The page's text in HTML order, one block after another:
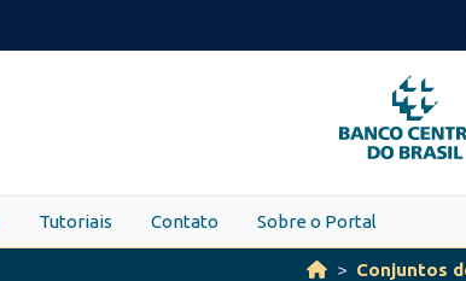
PARA
O
Tutoriais Contato Sobre o Portal
Conjuntos